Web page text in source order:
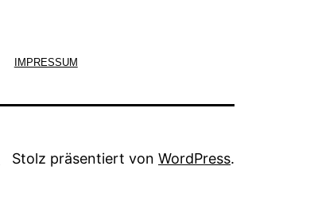
IMPRESSUM
Stolz präsentiert von WordPress.